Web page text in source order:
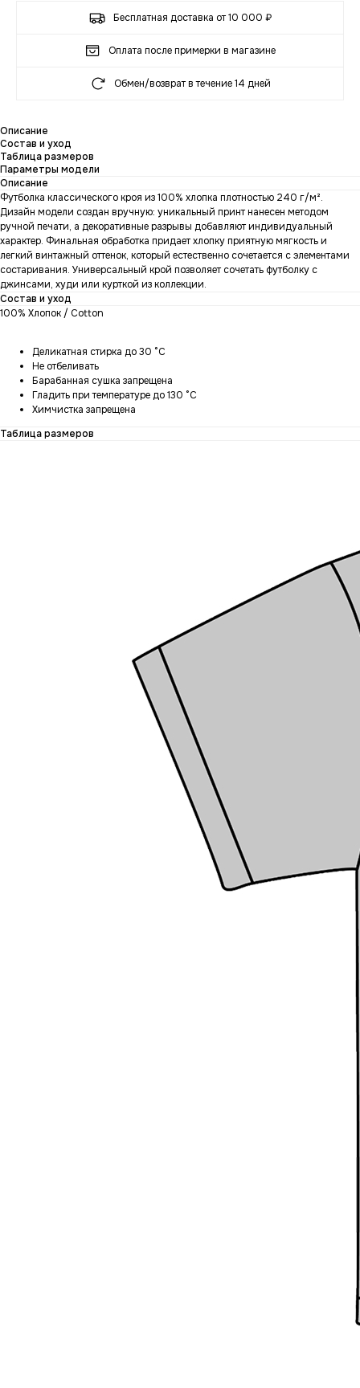
Бесплатная доставка от 10 000 ₽
Оплата после примерки в магазине
Обмен/возврат в течение 14 дней
Описание
Состав и уход
Таблица размеров
Параметры модели
Описание
Футболка классического кроя из 100% хлопка плотностью 240 г/м².
Дизайн модели создан вручную: уникальный принт нанесен методом
ручной печати, а декоративные разрывы добавляют индивидуальный
характер. Финальная обработка придает хлопку приятную мягкость и
легкий винтажный оттенок, который естественно сочетается с элементами
состаривания. Универсальный крой позволяет сочетать футболку с
джинсами, худи или курткой из коллекции.
Состав и уход
100% Хлопок / Cotton
Деликатная стирка до 30 °C
Не отбеливать
Барабанная сушка запрещена
Гладить при температуре до 130 °C
Химчистка запрещена
Таблица размеров